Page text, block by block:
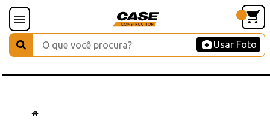
Usar Foto